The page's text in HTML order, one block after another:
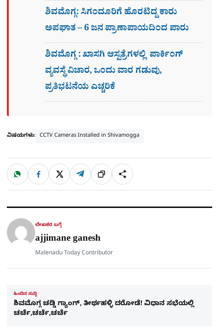
ಶಿವಮೊಗ್ಗ: ಸಿಗಂದೂರಿಗೆ ಹೊರಟಿದ್ದ ಕಾರು
ಅಪಘಾತ – 6 ಜನ ಪ್ರಾಣಾಪಾಯದಿಂದ ಪಾರು
ಶಿವಮೊಗ್ಗ : ಖಾಸಗಿ ಆಸ್ಪತ್ರೆಗಳಲ್ಲಿ ಪಾರ್ಕಿಂಗ್​
ವ್ಯವಸ್ಥೆ ವಿಚಾರ, ಒಂದು ವಾರ ಗಡುವು,
ಪ್ರತಿಭಟನೆಯ ಎಚ್ಚರಿಕೆ
ವಿಷಯಗಳು: CCTV Cameras Installed in Shivamogga
ಹಂಚಿಕೊಳ್ಳಿ
W
a
t
p
p
F
c
e
o
k
X T
l
e
a
m
ಲಿಂ
ಕ್
S
h
a
ಲೇಖಕರ ಬಗ್ಗೆ
ajjimane ganesh
Malenadu Today Contributor
ಹಿಂದಿನ ಸುದ್ದಿ
ಶಿವಮೊಗ್ಗ ಚಡ್ಡಿ ಗ್ಯಾಂಗ್​​, ತೀರ್ಥಹಳ್ಳಿ ದರೋಡೆ! ವಿಧಾನ ಸಭೆಯಲ್ಲಿ
ಚರ್ಚೆ,ಚರ್ಚೆ,ಚರ್ಚೆ